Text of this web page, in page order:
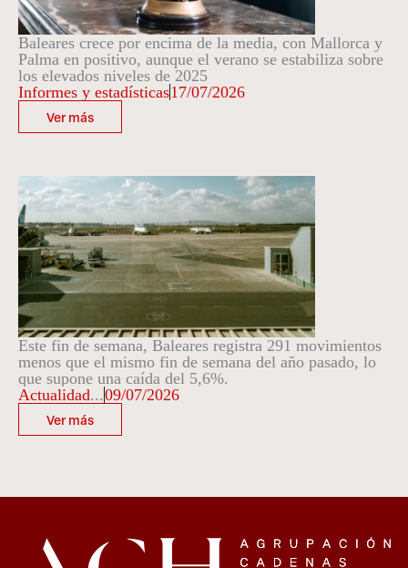
Baleares crece por encima de la media, con Mallorca y
Palma en positivo, aunque el verano se estabiliza sobre
los elevados niveles de 2025
Informes y estadísticas17/07/2026
Ver más
Este fin de semana, Baleares registra 291 movimientos
menos que el mismo fin de semana del año pasado, lo
que supone una caída del 5,6%.
Actualidad...09/07/2026
Ver más